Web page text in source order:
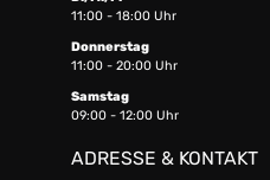
11:00 - 18:00 Uhr
Donnerstag
11:00 - 20:00 Uhr
Samstag
09:00 - 12:00 Uhr
ADRESSE & KONTAKT